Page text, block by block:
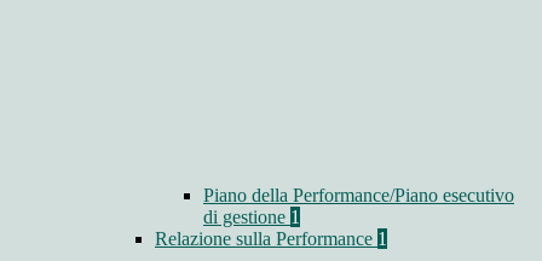
Piano della Performance/Piano esecutivo
di gestione 1
Relazione sulla Performance 1